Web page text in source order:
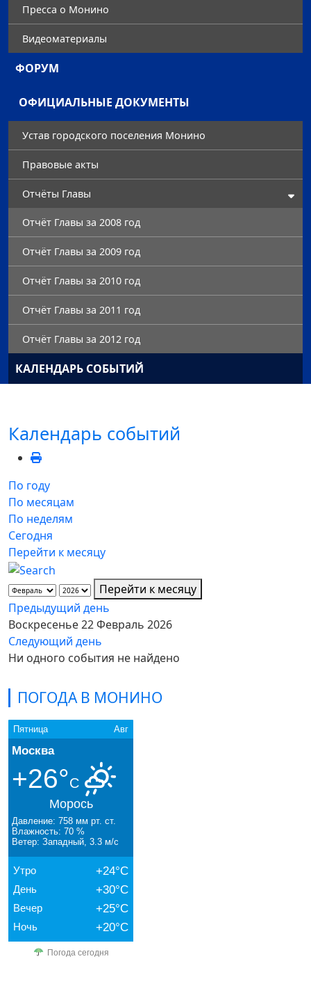
Преccа о Монино
Видеоматериалы
ФОРУМ
ОФИЦИАЛЬНЫЕ ДОКУМЕНТЫ
Устав городского поселения Монино
Правовые акты
Отчёты Главы
Отчёт Главы за 2008 год
Отчёт Главы за 2009 год
Отчёт Главы за 2010 год
Отчёт Главы за 2011 год
Отчёт Главы за 2012 год
КАЛЕНДАРЬ СОБЫТИЙ
ПОГОДА В МОНИНО
Пятница Авг
Москва
+26°C
Морось
Давление: 758 мм рт. ст.
Влажность: 70 %
Ветер: Западный, 3.3 м/с
Утро +24°C
День +30°C
Вечер +25°C
Ночь +20°C
Погода сегодня
Календарь событий
По году
По месяцам
По неделям
Сегодня
Перейти к месяцу
Перейти к месяцу
Предыдущий день
Воскресенье 22 Февраль 2026
Следующий день
Ни одного события не найдено